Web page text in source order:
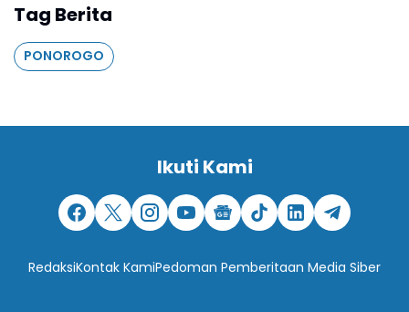
Tag Berita
PONOROGO
Ikuti Kami
RedaksiKontak KamiPedoman Pemberitaan Media Siber